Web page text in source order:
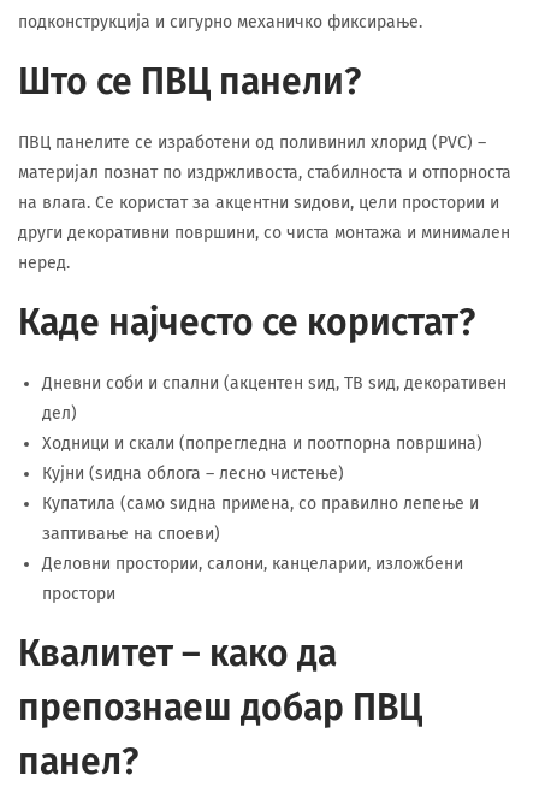
подконструкција и сигурно механичко фиксирање.
Што се ПВЦ панели?
ПВЦ панелите се изработени од поливинил хлорид (PVC) –
материјал познат по издржливоста, стабилноста и отпорноста
на влага. Се користат за акцентни ѕидови, цели простории и
други декоративни површини, со чиста монтажа и минимален
неред.
Каде најчесто се користат?
Дневни соби и спални (акцентен ѕид, ТВ ѕид, декоративен
дел)
Ходници и скали (попрегледна и поотпорна површина)
Кујни (ѕидна облога – лесно чистење)
Купатила (само ѕидна примена, со правилно лепење и
заптивање на споеви)
Деловни простории, салони, канцеларии, изложбени
простори
Квалитет – како да
препознаеш добар ПВЦ
панел?